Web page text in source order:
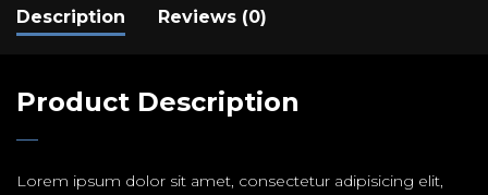
Description Reviews (0)
Product Description
Lorem ipsum dolor sit amet, consectetur adipisicing elit,